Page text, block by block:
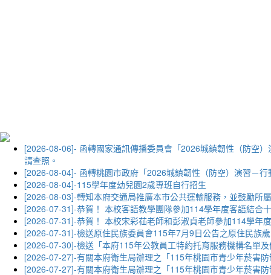
[2026-08-06]- 函轉國家通訊傳播委員會「2026城鎮韌性（防空
請查照。
[2026-08-04]- 函轉桃園市政府「2026城鎮韌性（防空）演習－
[2026-08-04]-115學年度幼兒園2歲專班自行招生
[2026-08-03]-轉知本府交通局推廣本市公共運輸服務，並鼓勵所
[2026-07-31]-恭賀！ 本校客語教學團隊參加114學年度客語結合
[2026-07-31]-恭賀！ 本校宋彩苮老師和彭淑貞老師參加114學年
[2026-07-31]-檢送原住民族委員會115年7月9日公告之原住民族
[2026-07-30]-檢送「本府115年公教員工特約托育服務機構名單
[2026-07-27]-有關本府衛生局辦理之「115年桃園市青少年菸害
[2026-07-27]-有關本府衛生局辦理之「115年桃園市青少年菸害